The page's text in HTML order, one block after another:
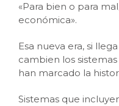
«Para bien o para
económica».
Esa nueva era, si
cambien los
han marcado la
Sistemas que